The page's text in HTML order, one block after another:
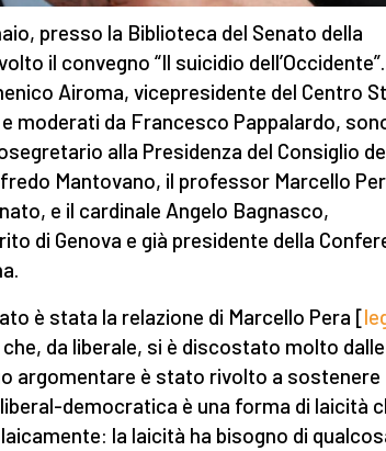
presso la Biblioteca del Senato della
il convegno “Il suicidio dell’Occidente”.
Airoma, vicepresidente del Centro
moderati da Francesco Pappalardo,
alla Presidenza del Consiglio
Mantovano, il professor Marcello
e il cardinale Angelo Bagnasco,
di Genova e già presidente della
è stata la relazione di Marcello Pera [
da liberale, si è discostato molto
argomentare è stato rivolto a sostenere
democratica è una forma di laicità
la laicità ha bisogno di